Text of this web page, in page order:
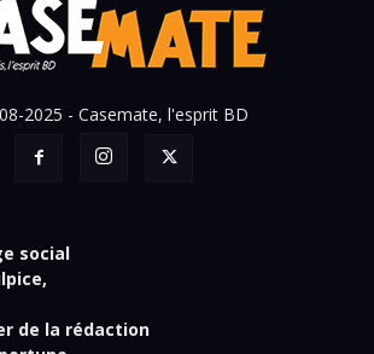
2025 - Casemate, l'esprit BD
social
de la rédaction